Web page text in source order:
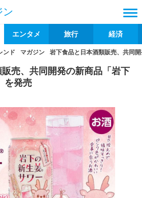
ン
エンタメ 旅行 経済
ンド マガジン 岩下食品と日本酒類販売、共同
売、共同開発の新商品「岩下
を発売